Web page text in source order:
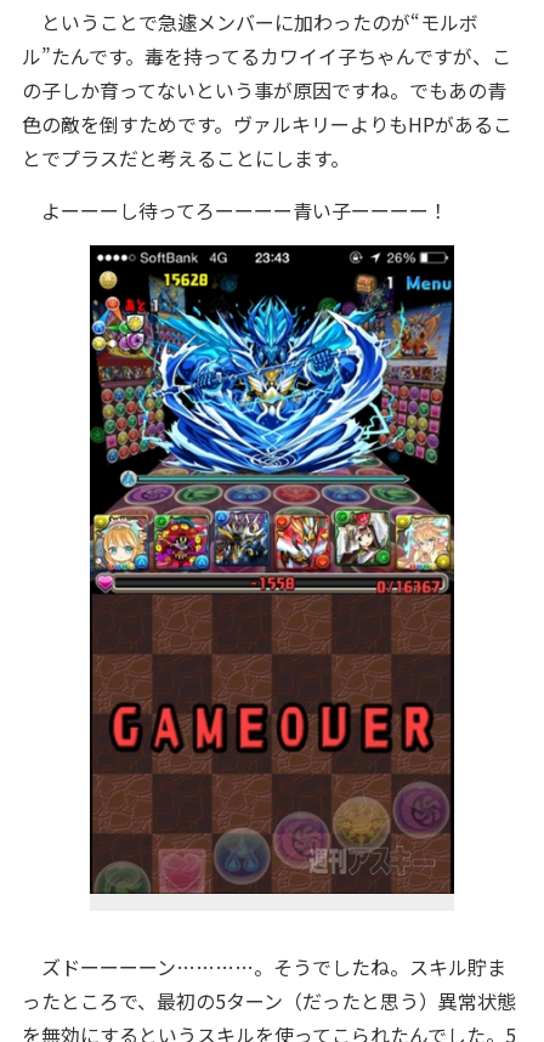
ということで急遽メンバーに加わったのが“モルボ
ル”たんです。毒を持ってるカワイイ子ちゃんですが、こ
の子しか育ってないという事が原因ですね。でもあの青
色の敵を倒すためです。ヴァルキリーよりもHPがあるこ
とでプラスだと考えることにします。
よーーーし待ってろーーーー青い子ーーーー！
ズドーーーーン…………。そうでしたね。スキル貯ま
ったところで、最初の5ターン（だったと思う）異常状態
を無効にするというスキルを使ってこられたんでした。5